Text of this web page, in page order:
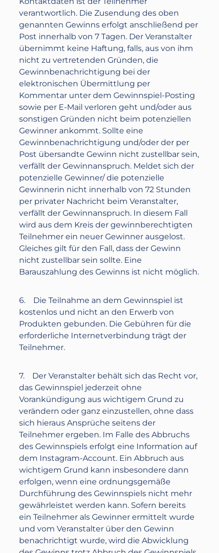
verantwortlich. Die Zusendung des oben
genannten Gewinns erfolgt anschließend per
Post innerhalb von 7 Tagen. Der Veranstalter
übernimmt keine Haftung, falls, aus von ihm
nicht zu vertretenden Gründen, die
Gewinnbenachrichtigung bei der
elektronischen Übermittlung per
Kommentar unter dem Gewinnspiel-Posting
sowie per E-Mail verloren geht und/oder aus
sonstigen Gründen nicht beim potenziellen
Gewinner ankommt. Sollte eine
Gewinnbenachrichtigung und/oder der per
Post übersandte Gewinn nicht zustellbar sein,
verfällt der Gewinnanspruch. Meldet sich der
potenzielle Gewinner/ die potenzielle
Gewinnerin nicht innerhalb von 72 Stunden
per privater Nachricht beim Veranstalter,
verfällt der Gewinnanspruch. In diesem Fall
wird aus dem Kreis der gewinnberechtigten
Teilnehmer ein neuer Gewinner ausgelost.
Gleiches gilt für den Fall, dass der Gewinn
nicht zustellbar sein sollte. Eine
Barauszahlung des Gewinns ist nicht möglich.
6. Die Teilnahme an dem Gewinnspiel ist
kostenlos und nicht an den Erwerb von
Produkten gebunden. Die Gebühren für die
erforderliche Internetverbindung trägt der
Teilnehmer.
7. Der Veranstalter behält sich das Recht vor,
das Gewinnspiel jederzeit ohne
Vorankündigung aus wichtigem Grund zu
verändern oder ganz einzustellen, ohne dass
sich hieraus Ansprüche seitens der
Teilnehmer ergeben. Im Falle des Abbruchs
des Gewinnspiels erfolgt eine Information auf
dem Instagram-Account. Ein Abbruch aus
wichtigem Grund kann insbesondere dann
erfolgen, wenn eine ordnungsgemäße
Durchführung des Gewinnspiels nicht mehr
gewährleistet werden kann. Sofern bereits
ein Teilnehmer als Gewinner ermittelt wurde
und vom Veranstalter über den Gewinn
benachrichtigt wurde, wird die Abwicklung